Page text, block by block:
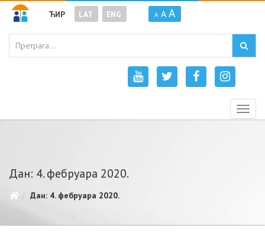
ЋИР LAT ENG A A A
Дан: 4. фебруара 2020.
Дан: 4. фебруара 2020.